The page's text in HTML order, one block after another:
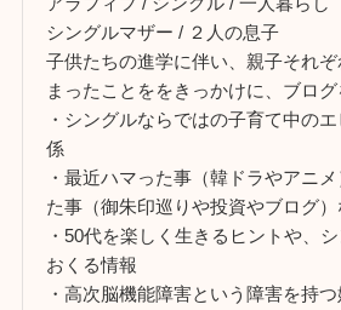
シングルマザー / ２人の息子
子供たちの進学に伴い、親子それ
まったことををきっかけに、ブログ
・シングルならではの子育て中の
係
・最近ハマった事（韓ドラやアニ
た事（御朱印巡りや投資やブログ
・50代を楽しく生きるヒントや、
おくる情報
・高次脳機能障害という障害を持